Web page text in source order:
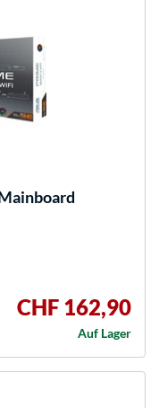
CHF 162,90
Auf Lager